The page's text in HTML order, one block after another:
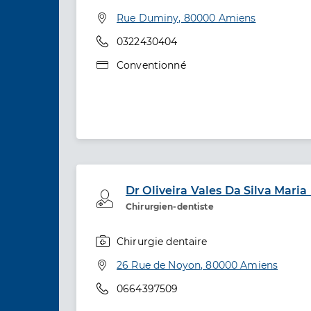
Adresse
Rue Duminy, 80000 Amiens
Téléphone
0322430404
Type de convention
Conventionné
Dr Oliveira Vales Da Silva Maria
Chirurgien-dentiste
Professionel de santé
Chirurgie dentaire
Adresse
26 Rue de Noyon, 80000 Amiens
Téléphone
0664397509